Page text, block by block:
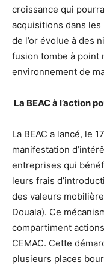
croissance qui
acquisitions dans les
de l’or évolue à des
fusion tombe à point
environnement de
La BEAC à l’action
La BEAC a lancé, le
manifestation
entreprises qui
leurs frais
des valeurs
Douala). Ce
compartiment
CEMAC. Cette
plusieurs places